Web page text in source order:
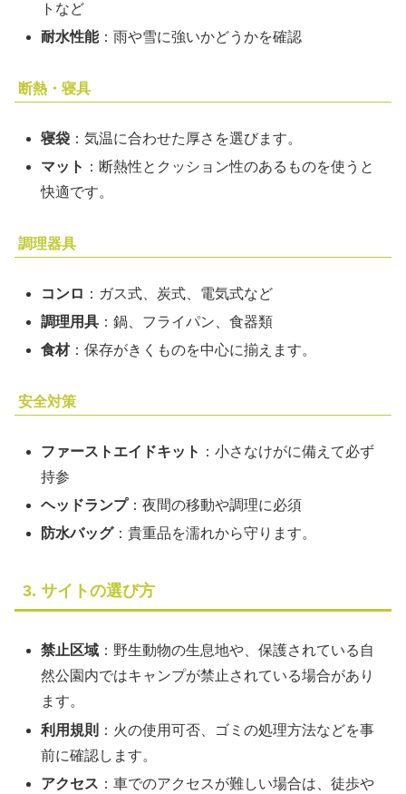
トなど
耐水性能：雨や雪に強いかどうかを確認
断熱・寝具
寝袋 ：気温に合わせた厚さを選びます。
マット ：断熱性とクッション性のあるものを使うと
快適です。
調理器具
コンロ ：ガス式、炭式、電気式など
調理用具 ：鍋、フライパン、食器類
食材：保存がきくものを中心に揃えます。
安全対策
ファーストエイドキット ：小さなけがに備えて必ず
持参
ヘッドランプ：夜間の移動や調理に必須
防水バッグ：貴重品を濡れから守ります。
3. サイトの選び方
禁止区域 ：野生動物の生息地や、保護されている自
然公園内ではキャンプが禁止されている場合があり
ます。
利用規則 ：火の使用可否、ゴミの処理方法などを事
前に確認します。
アクセス ：車でのアクセスが難しい場合は、徒歩や